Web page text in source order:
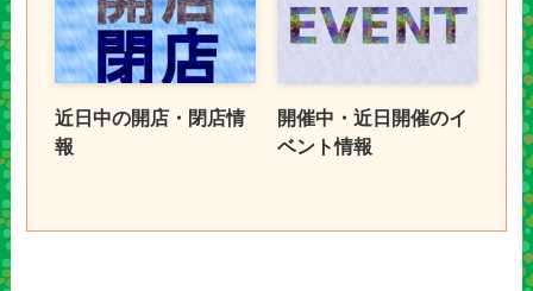
近日中の開店・閉店情
報
開催中・近日開催のイ
ベント情報